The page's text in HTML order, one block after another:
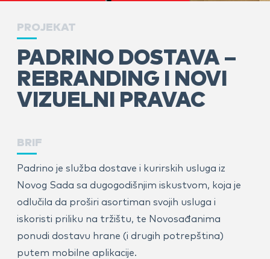
PROJEKAT
PADRINO DOSTAVA –
REBRANDING I NOVI
VIZUELNI PRAVAC
BRIF
Padrino je služba dostave i kurirskih usluga iz
Novog Sada sa dugogodišnjim iskustvom, koja je
odlučila da proširi asortiman svojih usluga i
iskoristi priliku na tržištu, te Novosađanima
ponudi dostavu hrane (i drugih potrepština)
putem mobilne aplikacije.